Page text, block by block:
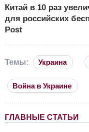
Китай в 10 раз
для российских
Post
Темы: Украина
Война в Украине
ГЛАВНЫЕ СТАТЬИ